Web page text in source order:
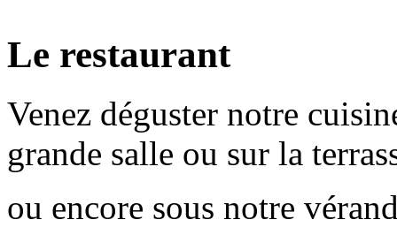
Le restaurant
Venez déguster notre
grande salle ou sur la
ou encore sous notre